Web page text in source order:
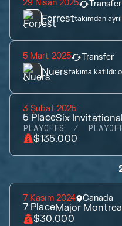
29 Nisan 2025 Transfer
Forresttakımdan
5 Mart 2025 Transfer
Nuerstakıma katıldı:
3 Şubat 2025
5 PlaceSix
PLAYOFFS
$135.000
7 Kasım 2024 Canada
7 PlaceMajor
$30.000